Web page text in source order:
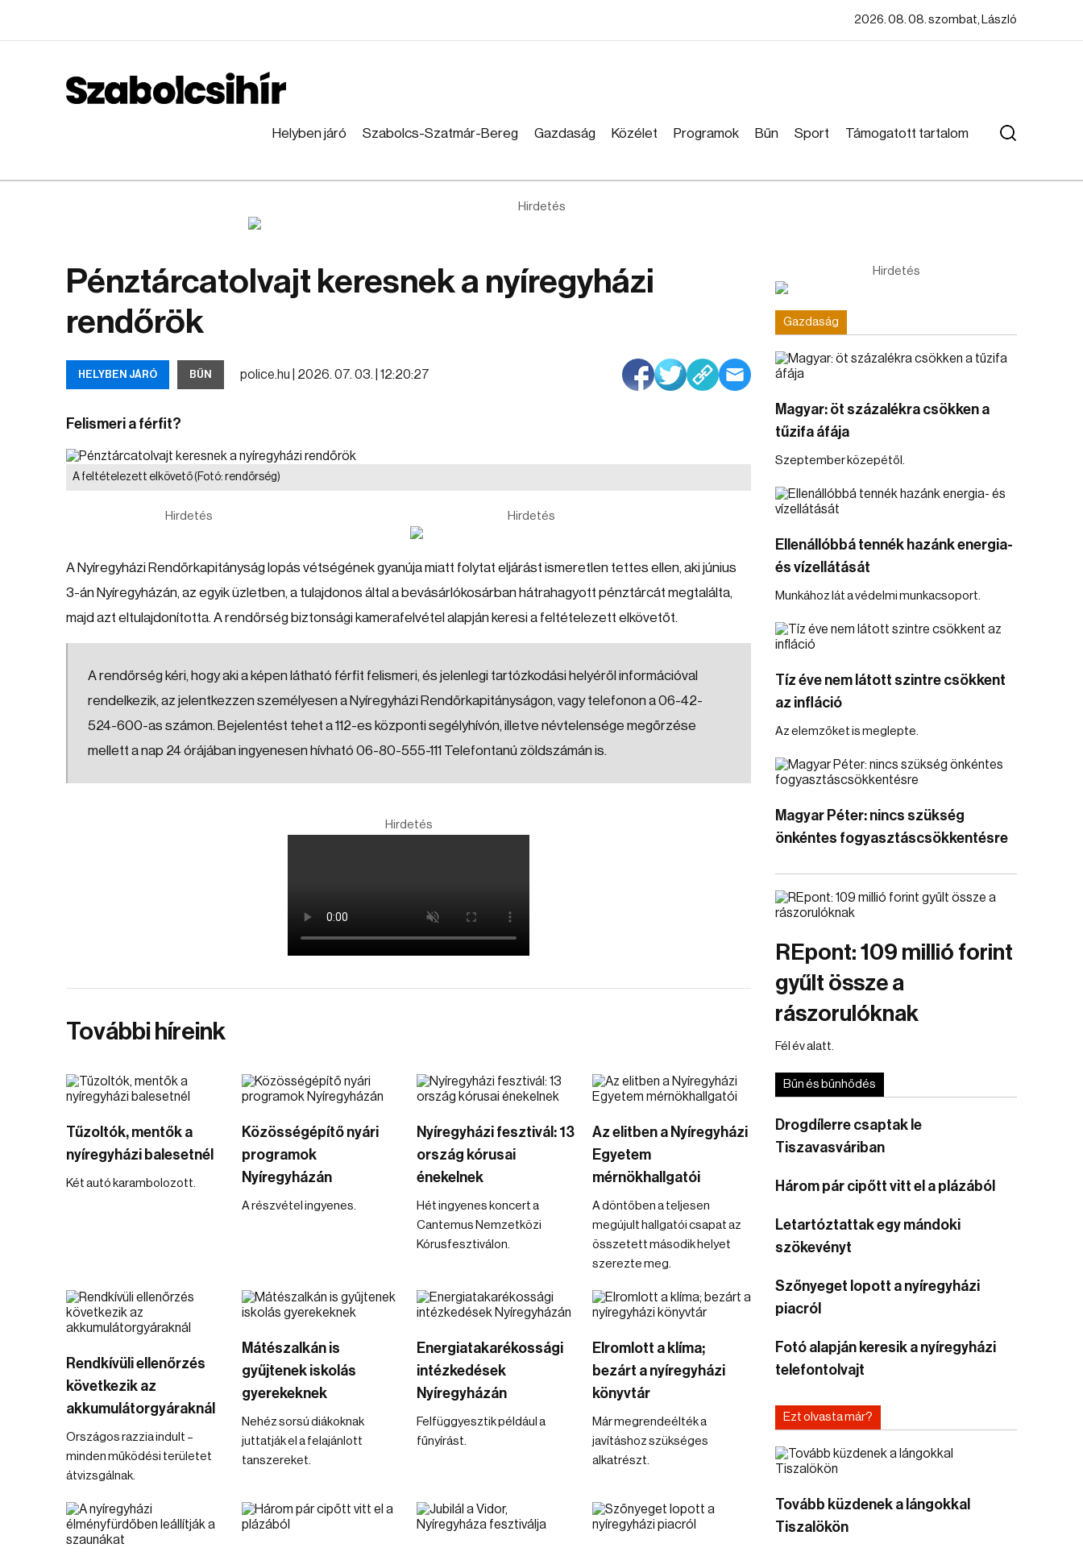
2026. 08. 08. szombat, László
Helyben járó Szabolcs-Szatmár-Bereg Gazdaság Közélet Programok Bűn Sport Támogatott tartalom
Hirdetés
Pénztárcatolvajt keresnek a nyíregyházi
rendőrök
HELYBEN JÁRÓ BŰN police.hu | 2026. 07. 03. | 12:20:27
Felismeri a férfit?
A feltételezett elkövető(Fotó: rendőrség)
Hirdetés Hirdetés
A Nyíregyházi Rendőrkapitányság lopás vétségének gyanúja miatt folytat eljárást ismeretlen tettes ellen, aki június
3-án Nyíregyházán, az egyik üzletben, a tulajdonos által a bevásárlókosárban hátrahagyott pénztárcát megtalálta,
majd azt eltulajdonította. A rendőrség biztonsági kamerafelvétel alapján keresi a feltételezett elkövetőt.
A rendőrség kéri, hogy aki a képen látható férfit felismeri, és jelenlegi tartózkodási helyéről információval
rendelkezik, az jelentkezzen személyesen a Nyíregyházi Rendőrkapitányságon, vagy telefonon a 06-42-
524-600-as számon. Bejelentést tehet a 112-es központi segélyhívón, illetve névtelensége megőrzése
mellett a nap 24 órájában ingyenesen hívható 06-80-555-111 Telefontanú zöldszámán is.
Hirdetés
További híreink
Tűzoltók, mentők a
nyíregyházi balesetnél
Két autó karambolozott.
Közösségépítő nyári
programok
Nyíregyházán
A részvétel ingyenes.
Nyíregyházi fesztivál: 13
ország kórusai
énekelnek
Hét ingyenes koncert a
Cantemus Nemzetközi
Kórusfesztiválon.
Az elitben a Nyíregyházi
Egyetem
mérnökhallgatói
A döntőben a teljesen
megújult hallgatói csapat az
összetett második helyet
szerezte meg.
Rendkívüli ellenőrzés
következik az
akkumulátorgyáraknál
Országos razzia indult –
minden működési területet
átvizsgálnak.
Mátészalkán is
gyűjtenek iskolás
gyerekeknek
Nehéz sorsú diákoknak
juttatják el a felajánlott
tanszereket.
Energiatakarékossági
intézkedések
Nyíregyházán
Felfüggyesztik például a
fűnyírást.
Elromlott a klíma;
bezárt a nyíregyházi
könyvtár
Már megrendeélték a
javításhoz szükséges
alkatrészt.
Hirdetés
Gazdaság
Magyar: öt százalékra csökken a
tűzifa áfája
Szeptember közepétől.
Ellenállóbbá tennék hazánk energia-
és vízellátását
Munkához lát a védelmi munkacsoport.
Tíz éve nem látott szintre csökkent
az infláció
Az elemzőket is meglepte.
Magyar Péter: nincs szükség
önkéntes fogyasztáscsökkentésre
REpont: 109 millió forint
gyűlt össze a
rászorulóknak
Fél év alatt.
Bűn és bűnhődés
Drogdílerre csaptak le
Tiszavasváriban
Három pár cipőtt vitt el a plázából
Letartóztattak egy mándoki
szökevényt
Szőnyeget lopott a nyíregyházi
piacról
Fotó alapján keresik a nyíregyházi
telefontolvajt
Ezt olvasta már?
Tovább küzdenek a lángokkal
Tiszalökön